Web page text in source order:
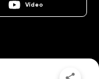
Vídeo